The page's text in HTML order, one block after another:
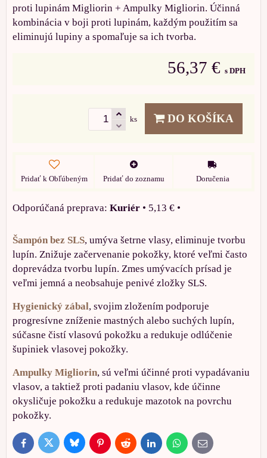
proti lupinám Migliorin + Ampulky Migliorin. Účinná
kombinácia v boji proti lupinám, každým použitím sa
eliminujú lupiny a spomaľuje sa ich tvorba.
56,37 € s DPH
ks DO KOŠÍKA
Pridať k Obľúbeným Pridať do zoznamu Doručenia
Kuriér • 5,13 € •
Šampón bez SLS, umýva šetrne vlasy, eliminuje tvorbu
lupín. Znižuje začervenanie pokožky, ktoré veľmi často
doprevádza tvorbu lupín. Zmes umývacích prísad je
veľmi jemná a neobsahuje penivé zložky SLS.
Hygienický zábal, svojim zložením podporuje
progresívne zníženie mastných alebo suchých lupín,
súčasne čistí vlasovú pokožku a redukuje odlúčenie
šupiniek vlasovej pokožky.
Ampulky Migliorin, sú veľmi účinné proti vypadávaniu
vlasov, a taktiež proti padaniu vlasov, kde účinne
okysličuje pokožku a redukuje mazotok na povrchu
pokožky.
FacebookTwitter BlueskyPinterestReddit LinkedInWhatsApp
E-
mail